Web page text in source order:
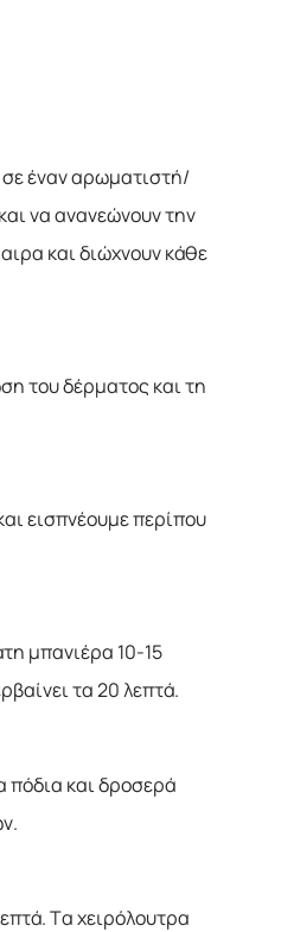
σε έναν αρωματιστή/
να ανανεώνουν την
και διώχνουν κάθε
του δέρματος και τη
εισπνέουμε περίπου
μπανιέρα 10-15
τα 20 λεπτά.
πόδια και δροσερά
Τα χειρόλουτρα